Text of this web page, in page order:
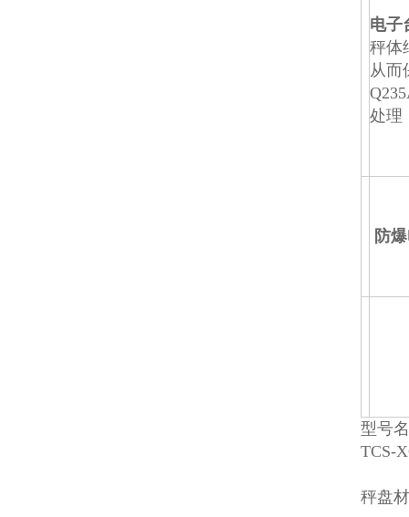
电子
秤体
从而
处理
防
型号
TCS-
秤盘